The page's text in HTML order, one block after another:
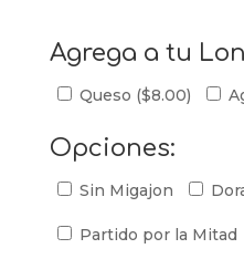
Agrega a tu
Queso ($8.00)
Opciones:
Sin Migajon
Partido por la Mitad